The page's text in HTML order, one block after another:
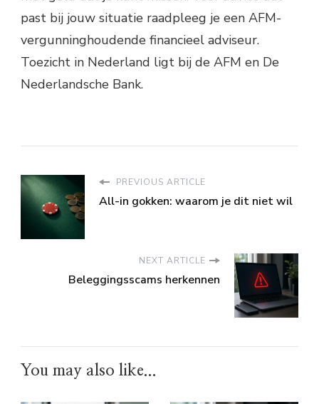
past bij jouw situatie raadpleeg je een AFM-
vergunninghoudende financieel adviseur.
Toezicht in Nederland ligt bij de AFM en De
Nederlandsche Bank.
PREVIOUS ARTICLE
All-in gokken: waarom je dit niet wil
NEXT ARTICLE
Beleggingsscams herkennen
You may also like...